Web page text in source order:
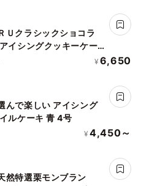
Ｕクラシックショコラ
イシングクッキーケー
5号 15cm 【お好きなイ
¥ 6,650
んで楽しい アイシング
ルケーキ 青 4号
¥ 4,450～
然特選栗モンブラン